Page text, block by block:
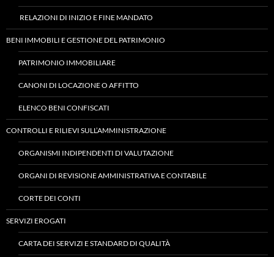
RELAZIONI DI INIZIO E FINE MANDATO
BENI IMMOBILI E GESTIONE DEL PATRIMONIO
PATRIMONIO IMMOBILIARE
CANONI DI LOCAZIONE O AFFITTO
ELENCO BENI CONFISCATI
CONTROLLI E RILIEVI SULL’AMMINISTRAZIONE
ORGANISMI INDIPENDENTI DI VALUTAZIONE
ORGANI DI REVISIONE AMMINISTRATIVA E CONTABILE
CORTE DEI CONTI
SERVIZI EROGATI
CARTA DEI SERVIZI E STANDARD DI QUALITÀ